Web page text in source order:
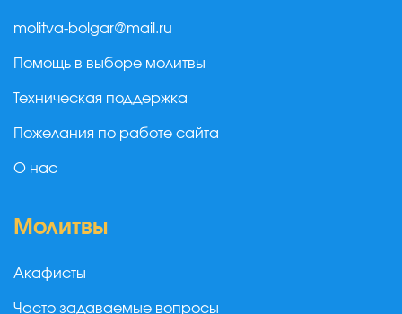
molitva-bolgar@mail.ru
Помощь в выборе молитвы
Техническая поддержка
Пожелания по работе сайта
О нас
Молитвы
Акафисты
Часто задаваемые вопросы